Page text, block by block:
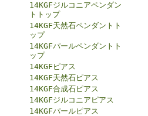
14KGFジルコニアペンダン
トトップ
14KGF天然石ペンダントト
ップ
14KGFパールペンダントト
ップ
14KGFピアス
14KGF天然石ピアス
14KGF合成石ピアス
14KGFジルコニアピアス
14KGFパールピアス